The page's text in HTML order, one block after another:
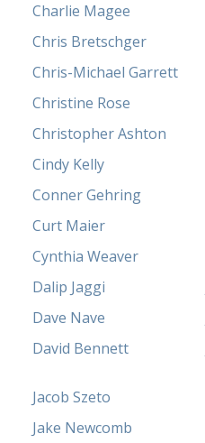
Charlie Magee
Chris Bretschger
Chris-Michael Garrett
Christine Rose
Christopher Ashton
Cindy Kelly
Conner Gehring
Curt Maier
Cynthia Weaver
Dalip Jaggi
Dave Nave
David Bennett
Jacob Szeto
Jake Newcomb